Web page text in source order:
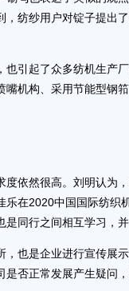
纺纱用户对锭子提出
起了众多纺机生产
机构、采用节能型钢
然很高。刘明认为
在2020中国国际纺
同行之间相互学习，
是企业进行宣传展
否正常发展产生疑问